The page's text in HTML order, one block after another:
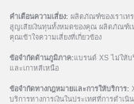
คำเตือนความเสี่ยง: ผลิตภัณฑ์ของเราเท
สูญเสียเงินทุนทั้งหมดของคุณ ผลิตภัณฑ์เ
คุณเข้าใจความเสี่ยงที่เกี่ยวข้อง
ข้อจำกัดด้านภูมิภาค: แบรนด์ XS ไม่ให้บ
และเกาหลีเหนือ
ข้อจำกัดทางกฎหมายและการให้บริการ:
บริการทางการเงินในประเทศที่การดำเ